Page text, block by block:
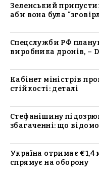
Зеленський
аби вона була
Спецслужби РФ
виробника дронів, –
Кабінет міністрів
стійкості: деталі
Стефанішину
збагаченні: що
Україна отримає €1,4
спрямує на оборону